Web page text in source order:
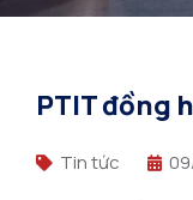
PTIT đồng
Tin tức